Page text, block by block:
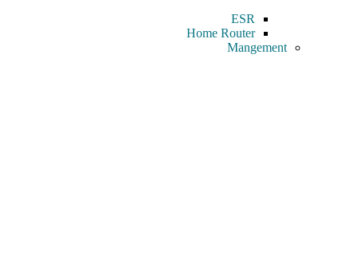
ESR
Home Router
Mangement